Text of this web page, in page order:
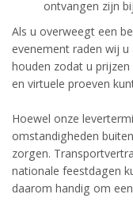
ontvangen zijn
Als u overweegt een
evenement raden wij
houden zodat u
en virtuele proeven
Hoewel onze
omstandigheden
zorgen.
nationale feestdagen
daarom handig om